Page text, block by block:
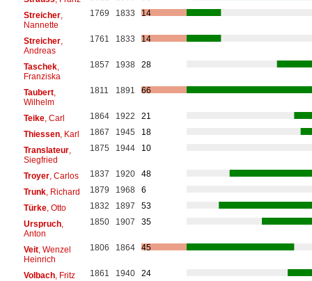
Streicher,
Nannette
1769 1833 14
Streicher,
Andreas
1761 1833 14
Taschek,
Franziska
1857 1938 28
Taubert,
Wilhelm
1811 1891 66
Teike, Carl 1864 1922
21
Thiessen, Karl 1867 1945
18
Translateur,
Siegfried
1875 1944 10
Troyer, Carlos 1837 1920
48
Trunk, Richard 1879 1968
6
Türke, Otto 1832 1897
53
Urspruch,
Anton
1850 1907 35
Veit, Wenzel
Heinrich
1806 1864 45
Volbach, Fritz 1861 1940
24